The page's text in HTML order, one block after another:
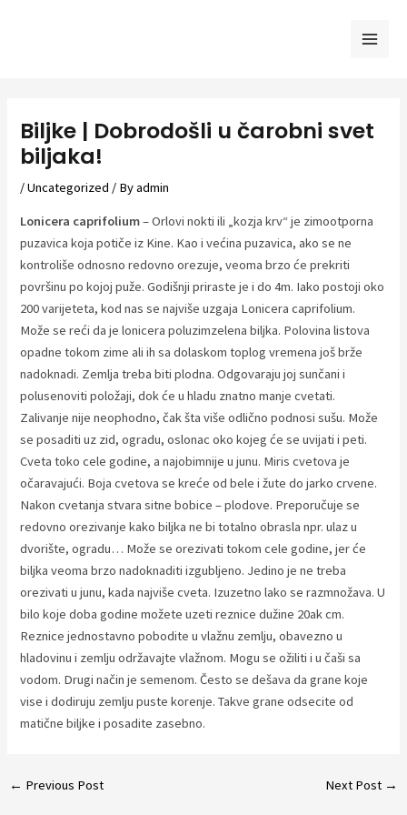
Biljke | Dobrodošli u čarobni svet
biljaka!
/Uncategorized / Byadmin
Lonicera caprifolium– Orlovi nokti ili „kozja krv“ je zimootporna
puzavica koja potiče iz Kine. Kao i većina puzavica, ako se ne
kontroliše odnosno redovno orezuje, veoma brzo će prekriti
površinu po kojoj puže. Godišnji priraste je i do 4m. Iako postoji oko
200 varijeteta, kod nas se najviše uzgaja Lonicera caprifolium.
Može se reći da je lonicera poluzimzelena biljka. Polovina listova
opadne tokom zime ali ih sa dolaskom toplog vremena još brže
nadoknadi. Zemlja treba biti plodna. Odgovaraju joj sunčani i
polusenoviti položaji, dok će u hladu znatno manje cvetati.
Zalivanje nije neophodno, čak šta više odlično podnosi sušu. Može
se posaditi uz zid, ogradu, oslonac oko kojeg će se uvijati i peti.
Cveta toko cele godine, a najobimnije u junu. Miris cvetova je
očaravajući. Boja cvetova se kreće od bele i žute do jarko crvene.
Nakon cvetanja stvara sitne bobice – plodove. Preporučuje se
redovno orezivanje kako biljka ne bi totalno obrasla npr. ulaz u
dvorište, ogradu… Može se orezivati tokom cele godine, jer će
biljka veoma brzo nadoknaditi izgubljeno. Jedino je ne treba
orezivati u junu, kada najviše cveta. Izuzetno lako se razmnožava. U
bilo koje doba godine možete uzeti reznice dužine 20ak cm.
Reznice jednostavno pobodite u vlažnu zemlju, obavezno u
hladovinu i zemlju održavajte vlažnom. Mogu se ožiliti i u čaši sa
vodom. Drugi način je semenom. Često se dešava da grane koje
vise i dodiruju zemlju puste korenje. Takve grane odsecite od
matične biljke i posadite zasebno.
Post
← Previous Post Next Post →